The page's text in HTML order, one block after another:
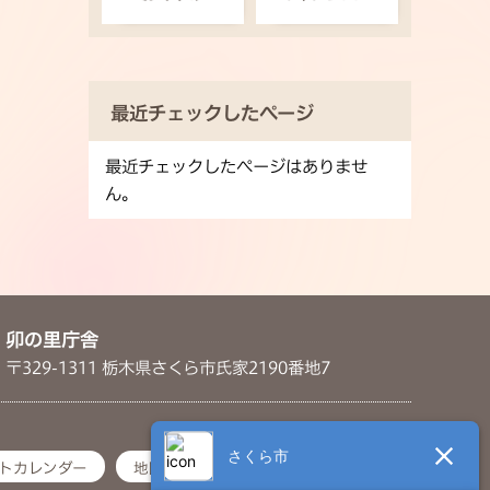
最近チェックしたページ
最近チェックしたページはありませ
ん。
カレンダー 地図・アクセス
卯の里庁舎
〒329-1311 栃木県さくら市氏家2190番地7